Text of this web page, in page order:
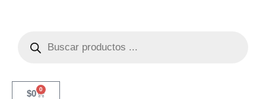
$0 0